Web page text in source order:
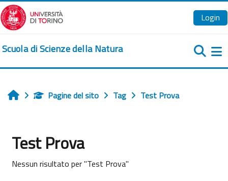
Vai al contenuto principale
Login
Scuola di Scienze della Natura
HomePagine del sito Tag Test Prova
Test Prova
Nessun risultato per "Test Prova"